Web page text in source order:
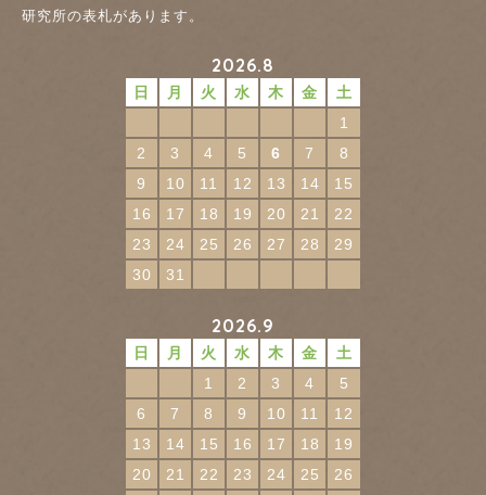
研究所の表札があります。
2026.8
日 月 火 水 木 金
土
1
2
3 4 5 6 7
8
9
10 11 12 13 14
15
16
17 18 19 20 21
22
23
24 25 26 27 28
29
30
31
2026.9
日 月 火 水 木 金
土
1
2 3 4
5
6
7 8 9 10 11
12
13
14 15 16 17 18
19
20
21 22 23 24 25
26